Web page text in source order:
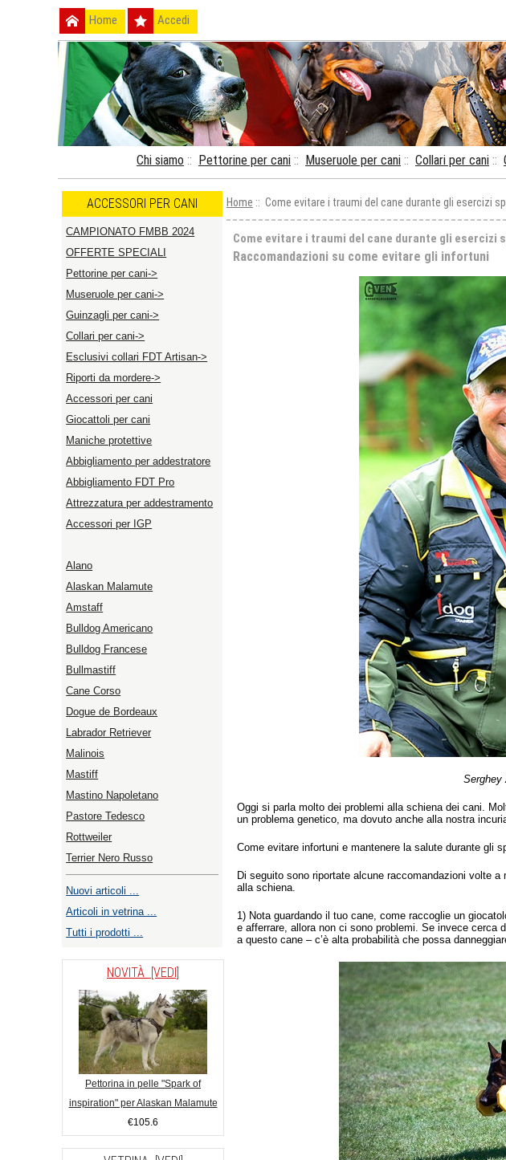
Home Accedi
Chi siamo :: Pettorine per cani :: Museruole per cani :: Collari per cani ::
ACCESSORI PER CANI
CAMPIONATO FMBB 2024
OFFERTE SPECIALI
Pettorine per cani->
Museruole per cani->
Guinzagli per cani->
Collari per cani->
Esclusivi collari FDT Artisan->
Riporti da mordere->
Accessori per cani
Giocattoli per cani
Maniche protettive
Abbigliamento per addestratore
Abbigliamento FDT Pro
Attrezzatura per addestramento
Accessori per IGP
Alano
Alaskan Malamute
Amstaff
Bulldog Americano
Bulldog Francese
Bullmastiff
Cane Corso
Dogue de Bordeaux
Labrador Retriever
Malinois
Mastiff
Mastino Napoletano
Pastore Tedesco
Rottweiler
Terrier Nero Russo
Nuovi articoli ...
Articoli in vetrina ...
Tutti i prodotti ...
NOVITÀ [VEDI]
Pettorina in pelle "Spark of
inspiration" per Alaskan Malamute
€105.6
Home :: Come evitare i traumi del cane durante gli esercizi
Come evitare i traumi del cane durante gli esercizi
Raccomandazioni su come evitare gli infortuni
Serghey
Oggi si parla molto dei problemi alla schiena dei cani.
un problema genetico, ma dovuto anche alla nostra
Come evitare infortuni e mantenere la salute durante gli
Di seguito sono riportate alcune raccomandazioni volte
alla schiena.
1) Nota guardando il tuo cane, come raccoglie un
e afferrare, allora non ci sono problemi. Se invece cerca
a questo cane – c’è alta probabilità che possa